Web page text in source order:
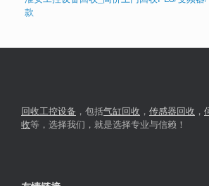
款
回收工控设备 ，包括气缸回收 ， 传感器回收 ，
收等，选择我们，就是选择专业与信赖！